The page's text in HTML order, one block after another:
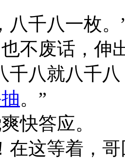
八千八一枚。
不废话，伸
八就八千八
。”
快答应。
在这等着，